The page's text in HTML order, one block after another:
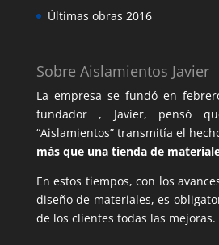
Últimas obras 2016
Sobre Aislamientos Javier
La empresa se fundó en
fundador , Javier, pensó
“Aislamientos” transmitía el
más que una tienda de
En estos tiempos, con los
diseño de materiales, es
de los clientes todas las mejoras.